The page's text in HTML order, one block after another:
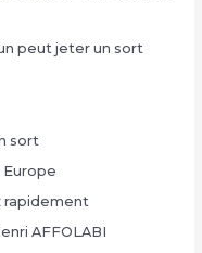
peut jeter un sort
sort
rapidement
AFFOLABI